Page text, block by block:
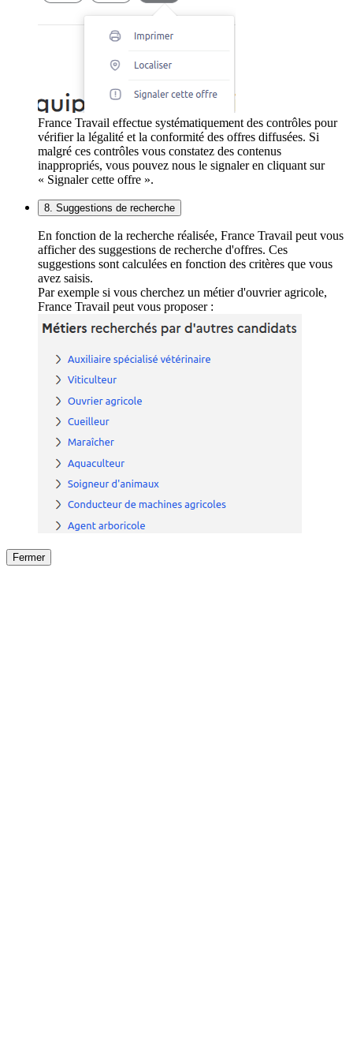
France Travail effectue systématiquement des contrôles pour
vérifier la légalité et la conformité des offres diffusées. Si
malgré ces contrôles vous constatez des contenus
inappropriés, vous pouvez nous le signaler en cliquant sur
« Signaler cette offre ».
8. Suggestions de recherche
En fonction de la recherche réalisée, France Travail peut vous
afficher des suggestions de recherche d'offres. Ces
suggestions sont calculées en fonction des critères que vous
avez saisis.
Par exemple si vous cherchez un métier d'ouvrier agricole,
France Travail peut vous proposer :
Fermer